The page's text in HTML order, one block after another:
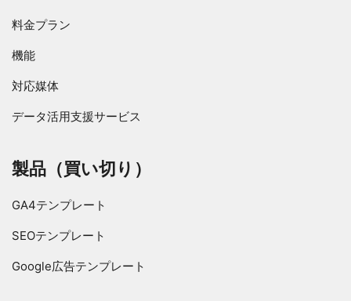
料金プラン
機能
対応媒体
データ活用支援サービス
製品（買い切り）
GA4テンプレート
SEOテンプレート
Google広告テンプレート